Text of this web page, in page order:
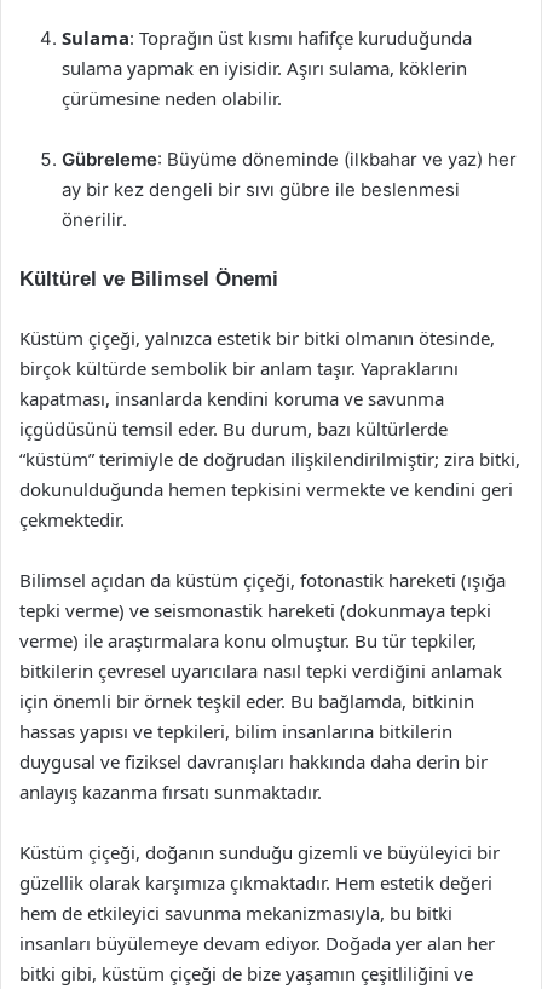
Sulama: Toprağın üst kısmı hafifçe kuruduğunda
sulama yapmak en iyisidir. Aşırı sulama, köklerin
çürümesine neden olabilir.
Gübreleme: Büyüme döneminde (ilkbahar ve yaz) her
ay bir kez dengeli bir sıvı gübre ile beslenmesi
önerilir.
Kültürel ve Bilimsel Önemi
Küstüm çiçeği, yalnızca estetik bir bitki olmanın ötesinde,
birçok kültürde sembolik bir anlam taşır. Yapraklarını
kapatması, insanlarda kendini koruma ve savunma
içgüdüsünü temsil eder. Bu durum, bazı kültürlerde
“küstüm” terimiyle de doğrudan ilişkilendirilmiştir; zira bitki,
dokunulduğunda hemen tepkisini vermekte ve kendini geri
çekmektedir.
Bilimsel açıdan da küstüm çiçeği, fotonastik hareketi (ışığa
tepki verme) ve seismonastik hareketi (dokunmaya tepki
verme) ile araştırmalara konu olmuştur. Bu tür tepkiler,
bitkilerin çevresel uyarıcılara nasıl tepki verdiğini anlamak
için önemli bir örnek teşkil eder. Bu bağlamda, bitkinin
hassas yapısı ve tepkileri, bilim insanlarına bitkilerin
duygusal ve fiziksel davranışları hakkında daha derin bir
anlayış kazanma fırsatı sunmaktadır.
Küstüm çiçeği, doğanın sunduğu gizemli ve büyüleyici bir
güzellik olarak karşımıza çıkmaktadır. Hem estetik değeri
hem de etkileyici savunma mekanizmasıyla, bu bitki
insanları büyülemeye devam ediyor. Doğada yer alan her
bitki gibi, küstüm çiçeği de bize yaşamın çeşitliliğini ve